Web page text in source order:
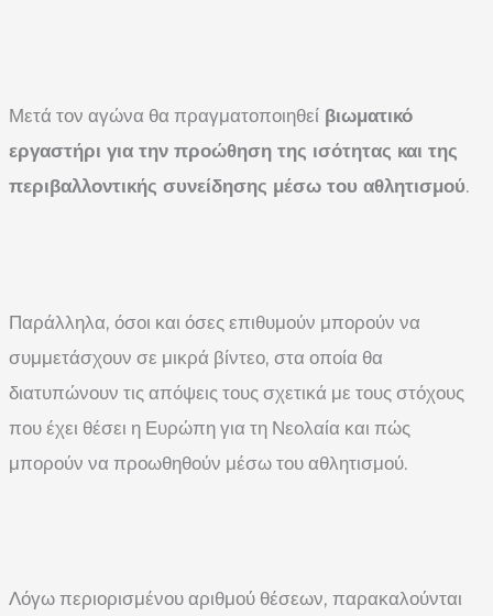
Μετά τον αγώνα θα πραγματοποιηθεί βιωματικό
εργαστήρι για την προώθηση της ισότητας και της
περιβαλλοντικής συνείδησης μέσω του αθλητισμού.
Παράλληλα, όσοι και όσες επιθυμούν μπορούν να
συμμετάσχουν σε μικρά βίντεο, στα οποία θα
διατυπώνουν τις απόψεις τους σχετικά με τους στόχους
που έχει θέσει η Ευρώπη για τη Νεολαία και πώς
μπορούν να προωθηθούν μέσω του αθλητισμού.
Λόγω περιορισμένου αριθμού θέσεων, παρακαλούνται